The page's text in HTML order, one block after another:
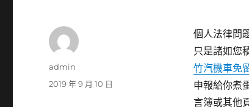
個人法律問
只是諸如您
竹汽機車免
申報給你煮
言簿或其他
作
admin
發
2019 年 9 月 10 日